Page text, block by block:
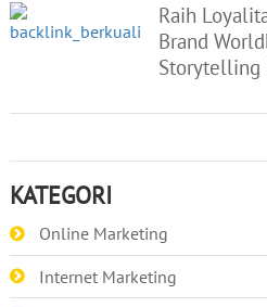
Raih
Brand
Storytelling
KATEGORI
Online Marketing
Internet Marketing